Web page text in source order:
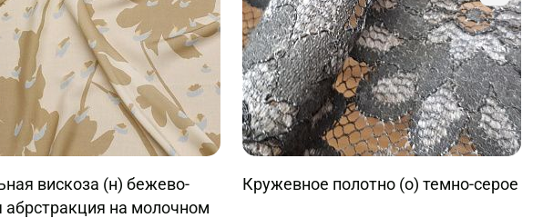
вискоза (н) бежево-
абрстракция на молочном
Кружевное полотно (о) темно-серое